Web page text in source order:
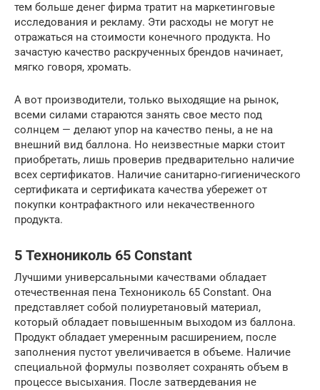
тем больше денег фирма тратит на маркетинговые
исследования и рекламу. Эти расходы не могут не
отражаться на стоимости конечного продукта. Но
зачастую качество раскрученных брендов начинает,
мягко говоря, хромать.
А вот производители, только выходящие на рынок,
всеми силами стараются занять свое место под
солнцем — делают упор на качество пены, а не на
внешний вид баллона. Но неизвестные марки стоит
приобретать, лишь проверив предварительно наличие
всех сертификатов. Наличие санитарно-гигиенического
сертификата и сертификата качества убережет от
покупки контрафактного или некачественного
продукта.
5 Технониколь 65 Constant
Лучшими универсальными качествами обладает
отечественная пена Технониколь 65 Constant. Она
представляет собой полиуретановый материал,
который обладает повышенным выходом из баллона.
Продукт обладает умеренным расширением, после
заполнения пустот увеличивается в объеме. Наличие
специальной формулы позволяет сохранять объем в
процессе высыхания. После затвердевания не